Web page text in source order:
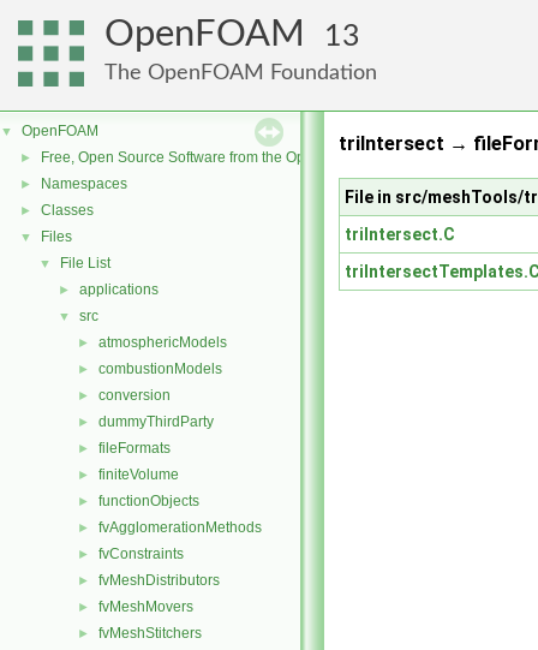
OpenFOAM 13
The OpenFOAM Foundation
▼ OpenFOAM
► Free, Open Source Software from the OpenFOAM Foundation
► Namespaces
► Classes
▼ Files
▼ File List
► applications
▼ src
► atmosphericModels
► combustionModels
► conversion
► dummyThirdParty
► fileFormats
► finiteVolume
► functionObjects
► fvAgglomerationMethods
► fvConstraints
► fvMeshDistributors
► fvMeshMovers
► fvMeshStitchers
triIntersect →
File in src/meshTools/
triIntersect.C